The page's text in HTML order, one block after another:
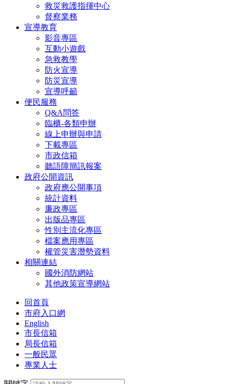
救災救護指揮中心
督察業務
宣導教育
影音專區
互動小遊戲
急救教學
防火宣導
防災宣導
宣導呼籲
便民服務
Q&A問答
臨櫃-各類申辦
線上申辦與申請
下載專區
市政信箱
聽語障簡訊報案
政府公開資訊
政府應公開事項
統計資料
廉政專區
出版品專區
性別主流化專區
檔案應用專區
權管災害潛勢資料
相關連結
國外消防網站
其他政策宣導網站
回首頁
市府入口網
English
市長信箱
局長信箱
一般民眾
專業人士